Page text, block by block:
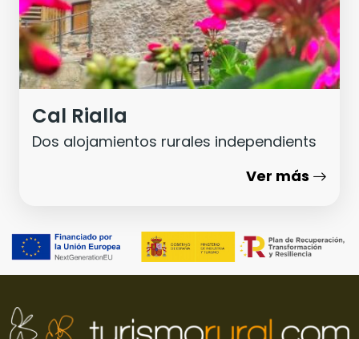
Cal Rialla
Dos alojamientos rurales independients
Ver más